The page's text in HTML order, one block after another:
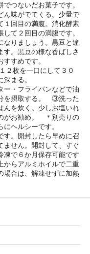
つないだお菓子です。
ん味がでてくる。少量で
１回目の満腹。消化酵素
て２回目の満腹です。
なりましょう。黒豆と違
す。黒豆の様な香ばしさ
すめです。
枚を一口にして３０
まる。
・フライパンなどで油
を摂取する。 ③洗った
んを炊く。少しお塩いれ
がお勧め。 ＊別売りの
ヘルシーです。
。開封したら早めに召
ません。開封して、すぐ
凍で６か月保存可能です
からアルミホイルで二重
場合は、解凍せずに加熱